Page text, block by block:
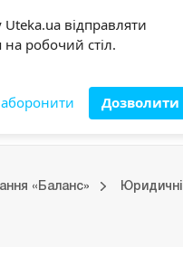
Uteka.ua відправляти
робочий стіл.
Дозволити
страховку
база
категорії
«Баланс» Юридичні